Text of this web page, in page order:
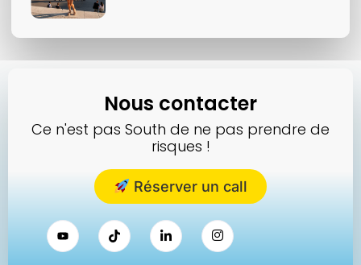
Nous contacter
Ce n'est pas South de ne pas prendre de
risques !
Réserver un call